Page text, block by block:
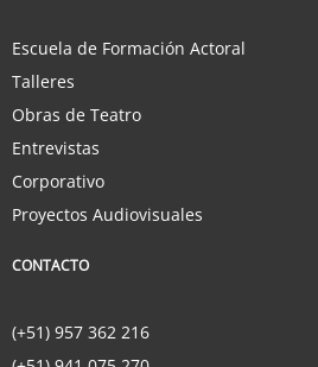
Escuela de Formación Actoral
Talleres
Obras de Teatro
Entrevistas
Corporativo
Proyectos Audiovisuales
CONTACTO
(+51) 957 362 216